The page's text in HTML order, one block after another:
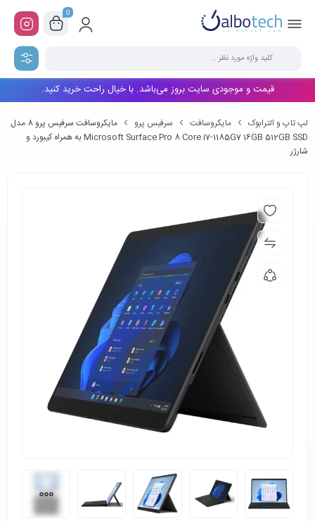
0
قیمت و موجودی سایت بروز می‌باشد. با خیال راحت خرید کنید.
لپ تاپ و الترابوک مایکروسافت سرفیس پرو
مایکروسافت سرفیس پرو 8 مدل
Microsoft Surface Pro 8 Core i7-1185G7 16GB 512GB SSD به همراه کیبورد و
شارژر